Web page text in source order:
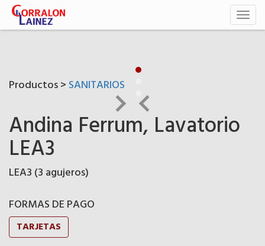
Productos > SANITARIOS
Andina Ferrum, Lavatorio
LEA3
LEA3 (3 agujeros)
FORMAS DE PAGO
TARJETAS